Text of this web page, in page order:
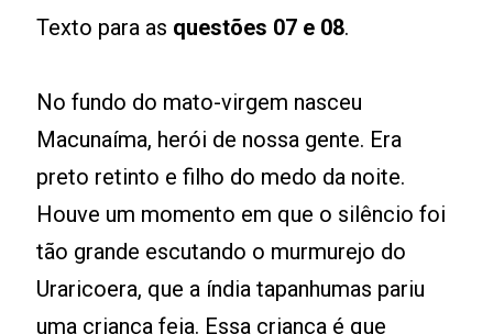
Texto para as questões 07 e 08.
No fundo do mato-virgem nasceu
Macunaíma, herói de nossa gente. Era
preto retinto e filho do medo da noite.
Houve um momento em que o silêncio foi
tão grande escutando o murmurejo do
Uraricoera, que a índia tapanhumas pariu
uma criança feia. Essa criança é que